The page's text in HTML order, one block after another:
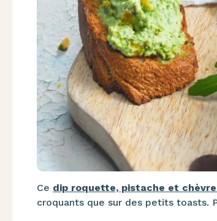
Ce dip roquette, pistache et chèvre
croquants que sur des petits toasts.